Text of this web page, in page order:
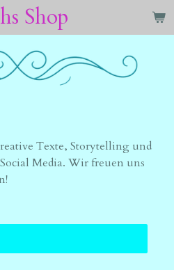
Shop
Texte, Storytelling und
Media. Wir freuen uns